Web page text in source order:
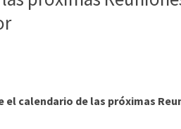
el calendario de las próximas